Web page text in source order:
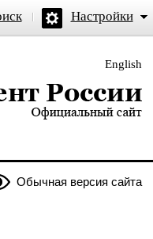
Настройки
English
сайт
Обычная версия сайта